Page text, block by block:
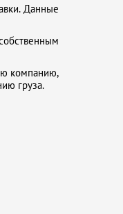
Данные
компанию,
груза.